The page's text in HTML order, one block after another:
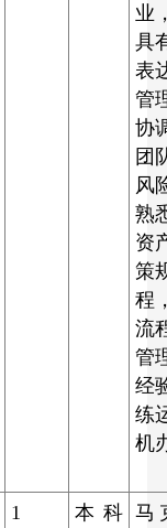
业
具
表
管
协
团
风
熟
资
策
程
流
管
经
练
机
1
本科 马